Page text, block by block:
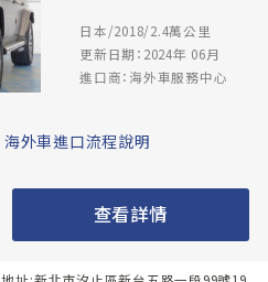
日本/2018/2.4萬公里
更新日期：2024年 06月
進口商：海外車服務中心
海外車進口流程說明
查看詳情